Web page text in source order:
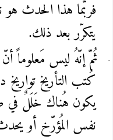
فربّما هذا الحدث
يتكرّر بعد ذلك.
ثُمّ إنّهُ ليس مَعلوماً أنّ
كُتب التأريخ
يكون هُناك خَلَلٌ في
نفس المُؤرّخ أو